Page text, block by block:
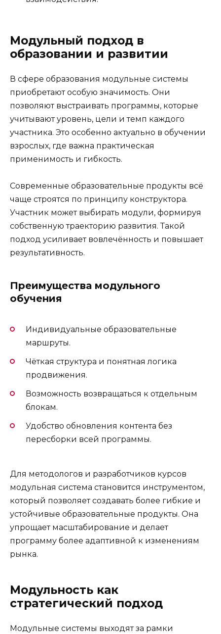
Модульный подход в
образовании и развитии
В сфере образования модульные системы
приобретают особую значимость. Они
позволяют выстраивать программы, которые
учитывают уровень, цели и темп каждого
участника. Это особенно актуально в обучении
взрослых, где важна практическая
применимость и гибкость.
Современные образовательные продукты всё
чаще строятся по принципу конструктора.
Участник может выбирать модули, формируя
собственную траекторию развития. Такой
подход усиливает вовлечённость и повышает
результативность.
Преимущества модульного
обучения
Индивидуальные образовательные
маршруты.
Чёткая структура и понятная логика
продвижения.
Возможность возвращаться к отдельным
блокам.
Удобство обновления контента без
пересборки всей программы.
Для методологов и разработчиков курсов
модульная система становится инструментом,
который позволяет создавать более гибкие и
устойчивые образовательные продукты. Она
упрощает масштабирование и делает
программу более адаптивной к изменениям
рынка.
Модульность как
стратегический подход
Модульные системы выходят за рамки